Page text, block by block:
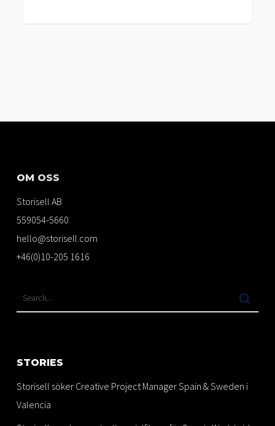
OM OSS
Storisell AB
559054-5660
hello@storisell.com
+46(0)10-205 1616
STORIES
Storisell söker Creative Project Manager Spain & Sweden i
Valencia